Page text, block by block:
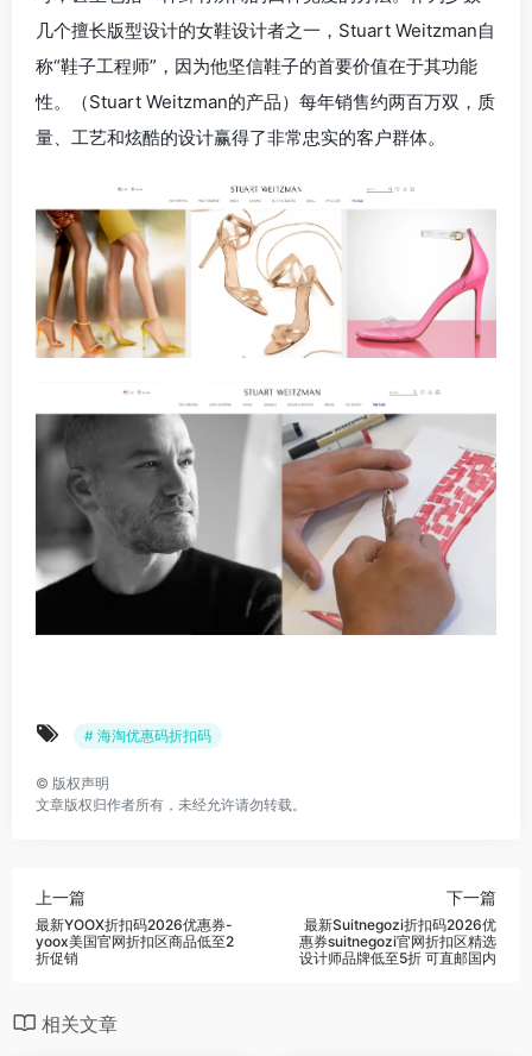
几个擅长版型设计的女鞋设计者之一，Stuart Weitzman自
称“鞋子工程师”，因为他坚信鞋子的首要价值在于其功能
性。（Stuart Weitzman的产品）每年销售约两百万双，质
量、工艺和炫酷的设计赢得了非常忠实的客户群体。
# 海淘优惠码折扣码
© 版权声明
文章版权归作者所有，未经允许请勿转载。
上一篇
最新YOOX折扣码2026优惠券-
yoox美国官网折扣区商品低至2
折促销
下一篇
最新Suitnegozi折扣码2026优
惠券suitnegozi官网折扣区精选
设计师品牌低至5折 可直邮国内
相关文章